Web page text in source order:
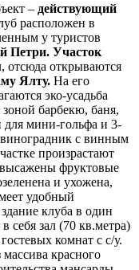
– действующий
расположен в
у туристов
Петри. Участок
, отсюда открываются
Ялту. На его
эко-усадьба
барбекю, баня,
для мини-гольфа и 3-
с винным
произрастают
фруктовые
и ухожена,
удобный
клуба в один
себя зал (70 кв.метра)
комнат с с/у.
красного